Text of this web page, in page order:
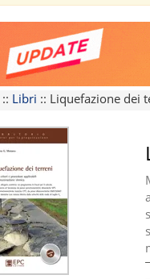
:: Libri :: Liquefazione dei